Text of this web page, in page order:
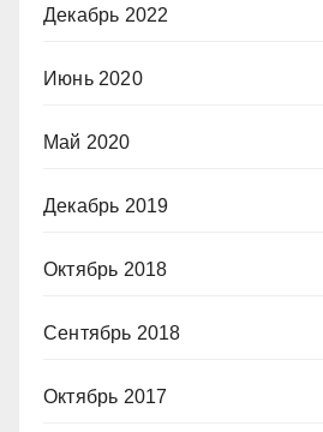
Декабрь 2022
Июнь 2020
Май 2020
Декабрь 2019
Октябрь 2018
Сентябрь 2018
Октябрь 2017